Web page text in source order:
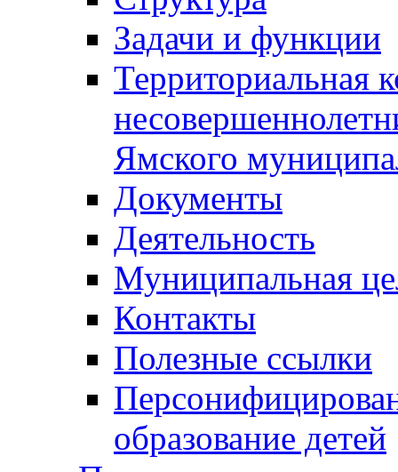
Задачи и функции
Территориальная
Ямского
Документы
Деятельность
Муниципальная
Контакты
Полезные ссылки
образование детей